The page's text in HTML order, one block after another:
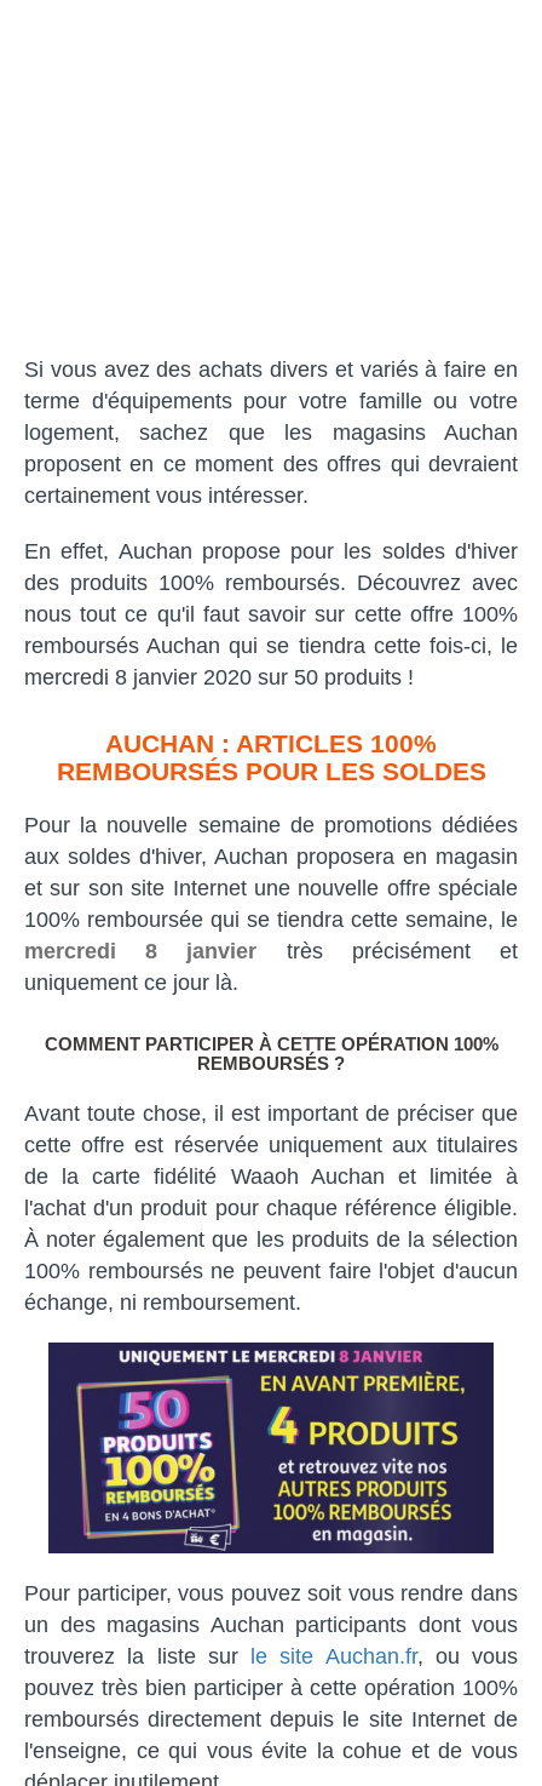
Si vous avez des achats divers et variés à faire en
terme d'équipements pour votre famille ou votre
logement, sachez que les magasins Auchan
proposent en ce moment des offres qui devraient
certainement vous intéresser.
En effet, Auchan propose pour les soldes d'hiver
des produits 100% remboursés. Découvrez avec
nous tout ce qu'il faut savoir sur cette offre 100%
remboursés Auchan qui se tiendra cette fois-ci, le
mercredi 8 janvier 2020 sur 50 produits !
AUCHAN : ARTICLES 100%
REMBOURSÉS POUR LES SOLDES
Pour la nouvelle semaine de promotions dédiées
aux soldes d'hiver, Auchan proposera en magasin
et sur son site Internet une nouvelle offre spéciale
100% remboursée qui se tiendra cette semaine, le
mercredi 8 janvier très précisément et
uniquement ce jour là.
COMMENT PARTICIPER À CETTE OPÉRATION 100%
REMBOURSÉS ?
Avant toute chose, il est important de préciser que
cette offre est réservée uniquement aux titulaires
de la carte fidélité Waaoh Auchan et limitée à
l'achat d'un produit pour chaque référence éligible.
À noter également que les produits de la sélection
100% remboursés ne peuvent faire l'objet d'aucun
échange, ni remboursement.
Pour participer, vous pouvez soit vous rendre dans
un des magasins Auchan participants dont vous
trouverez la liste sur
le site Auchan.fr, ou vous
pouvez très bien participer à cette opération 100%
remboursés directement depuis le site Internet de
l'enseigne, ce qui vous évite la cohue et de vous